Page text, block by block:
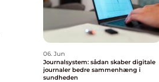
06. Jun
Journalsystem: sådan skaber digitale
journaler bedre sammenhæng i
sundheden